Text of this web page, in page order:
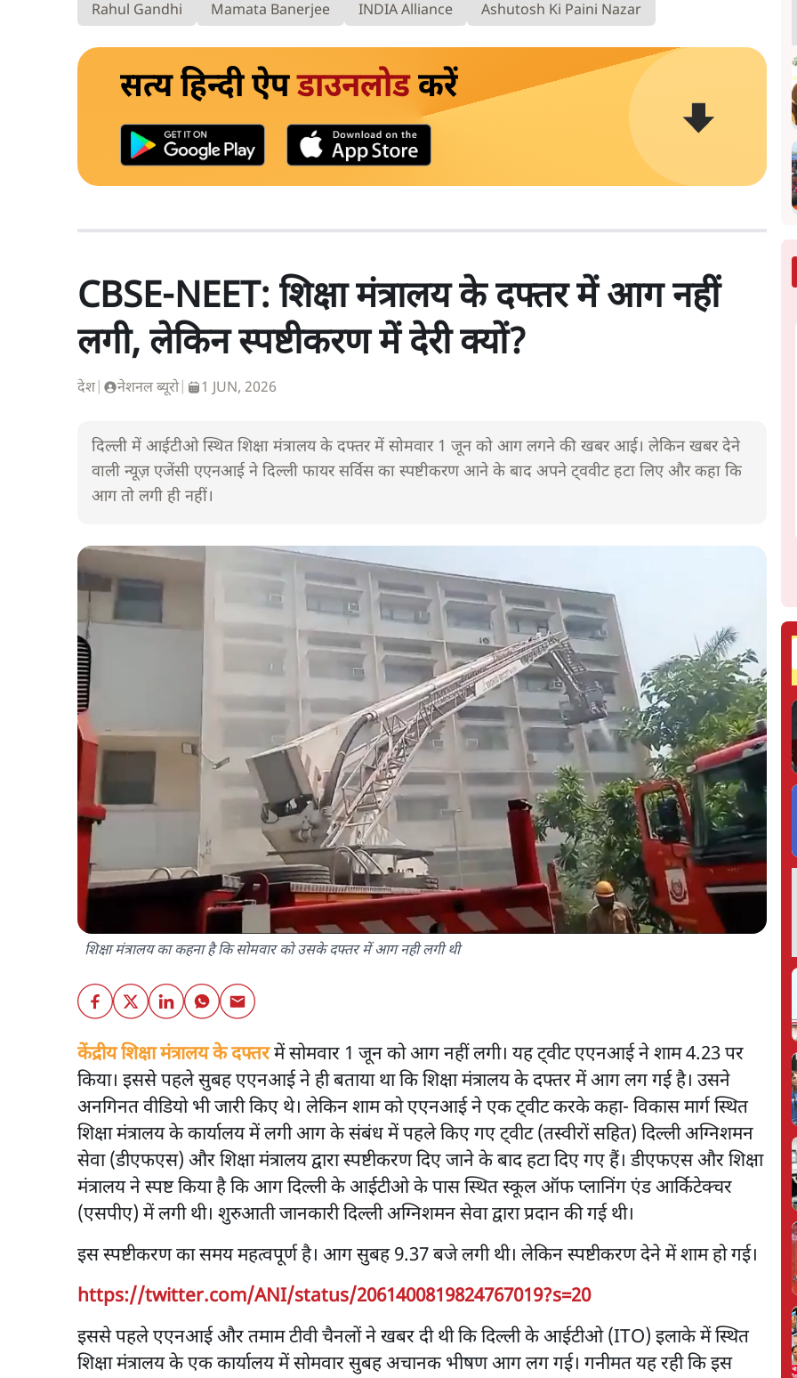
Rahul Gandhi Mamata Banerjee INDIA Alliance Ashutosh Ki Paini Nazar
सत्य हिन्दी ऐपडाउनलोडकरें
CBSE-NEET: शिक्षा मंत्रालय के दफ्तर में आग नहीं
लगी, लेकिन स्पष्टीकरण में देरी क्यों?
देश नेशनल ब्यूरो| 1 JUN, 2026
दिल्ली में आईटीओ स्थित शिक्षा मंत्रालय के दफ्तर में सोमवार 1 जून को आग लगने की खबर आई। लेकिन खबर देने
वाली न्यूज़ एजेंसी एएनआई ने दिल्ली फायर सर्विस का स्पष्टीकरण आने के बाद अपने ट्ववीट हटा लिए और कहा कि
आग तो लगी ही नहीं।
शिक्षा मंत्रालय का कहना है कि सोमवार को उसके दफ्तर में आग नही लगी थी
केंद्रीय शिक्षा मंत्रालय के दफ्तरमें सोमवार 1 जून को आग नहीं लगी। यह ट्वीट एएनआई ने शाम 4.23 पर
किया। इससे पहले सुबह एएनआई ने ही बताया था कि शिक्षा मंत्रालय के दफ्तर में आग लग गई है। उसने
अनगिनत वीडियो भी जारी किए थे। लेकिन शाम को एएनआई ने एक ट्वीट करके कहा- विकास मार्ग स्थित
शिक्षा मंत्रालय के कार्यालय में लगी आग के संबंध में पहले किए गए ट्वीट (तस्वीरों सहित) दिल्ली अग्निशमन
सेवा (डीएफएस) और शिक्षा मंत्रालय द्वारा स्पष्टीकरण दिए जाने के बाद हटा दिए गए हैं। डीएफएस और शिक्षा
मंत्रालय ने स्पष्ट किया है कि आग दिल्ली के आईटीओ के पास स्थित स्कूल ऑफ प्लानिंग एंड आर्किटेक्चर
(एसपीए) में लगी थी। शुरुआती जानकारी दिल्ली अग्निशमन सेवा द्वारा प्रदान की गई थी।
इस स्पष्टीकरण का समय महत्वपूर्ण है। आग सुबह 9.37 बजे लगी थी। लेकिन स्पष्टीकरण देने में शाम हो गई।
https://twitter.com/ANI/status/2061400819824767019?s=20
इससे पहले एएनआई और तमाम टीवी चैनलों ने खबर दी थी कि दिल्ली के आईटीओ (ITO) इलाके में स्थित
शिक्षा मंत्रालय के एक कार्यालय में सोमवार सुबह अचानक भीषण आग लग गई। गनीमत यह रही कि इस